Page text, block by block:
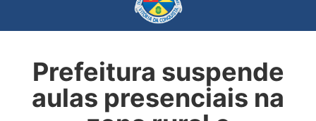
Prefeitura suspende
aulas presenciais na